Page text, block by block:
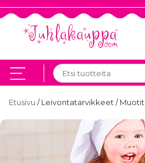
Etusivu /Leivontatarvikkeet/Muotit